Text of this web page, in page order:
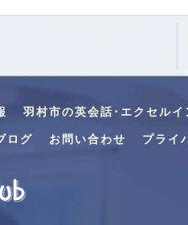
羽村市の英会話･エクセル
ログ お問い合わせ プライ